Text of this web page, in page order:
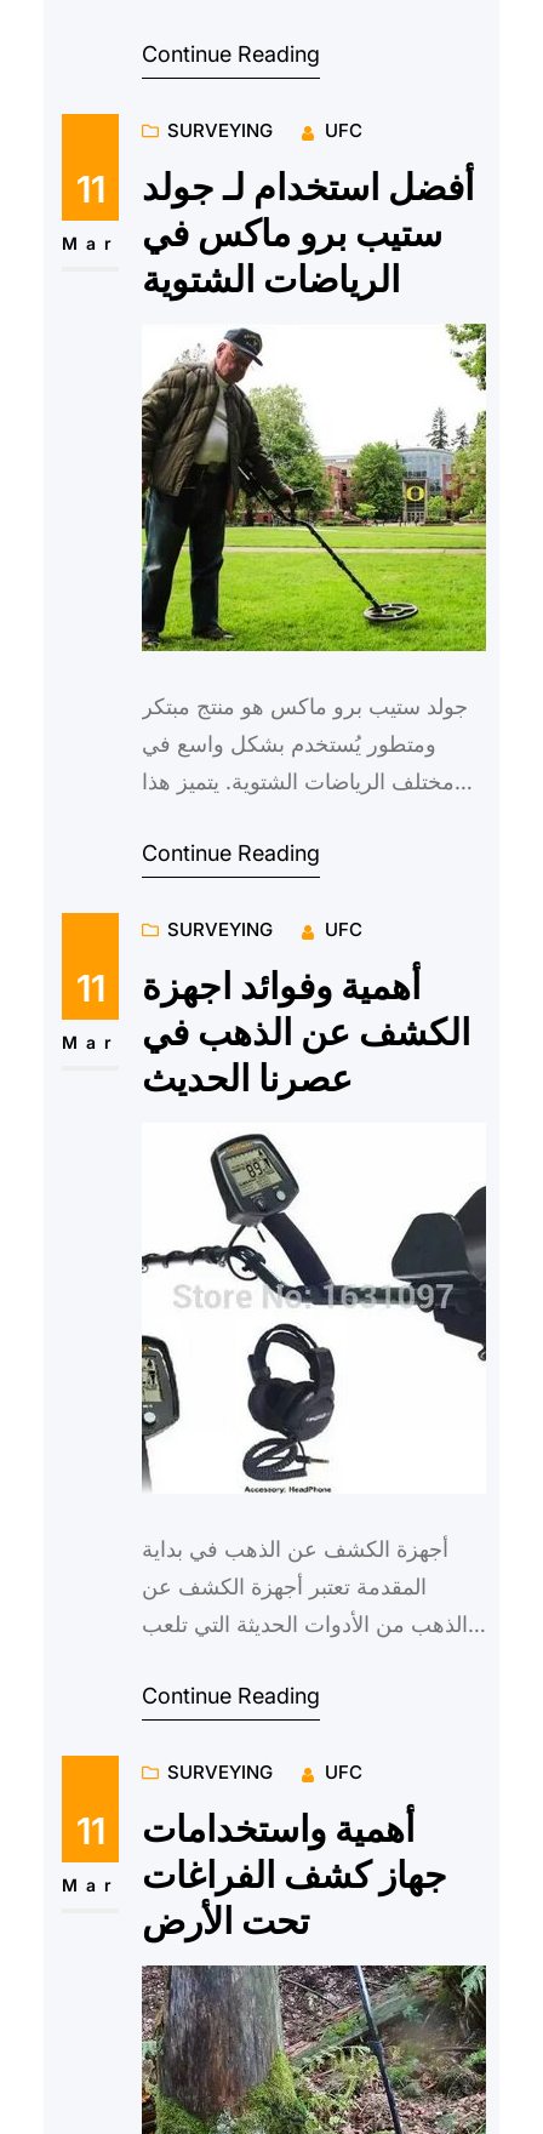
Continue Reading
11
Mar
SURVEYING UFC
أفضل استخدام لـ جولد
ستيب برو ماكس في
الرياضات الشتوية
جولد ستيب برو ماكس هو منتج مبتكر
ومتطور يُستخدم بشكل واسع في
مختلف الرياضات الشتوية. يتميز هذا
Continue Reading
11
Mar
SURVEYING UFC
أهمية وفوائد اجهزة
الكشف عن الذهب في
عصرنا الحديث
أجهزة الكشف عن الذهب في بداية
المقدمة تعتبر أجهزة الكشف عن
الذهب من الأدوات الحديثة التي تلعب
Continue Reading
11
Mar
SURVEYING UFC
أهمية واستخدامات
جهاز كشف الفراغات
تحت الأرض